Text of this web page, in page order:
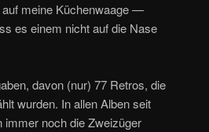
meine Küchenwaage —
es einem nicht auf die Nase
davon (nur) 77 Retros, die
wurden. In allen Alben seit
immer noch die Zweizüger